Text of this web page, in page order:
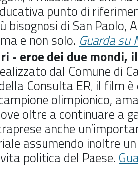
punto di
bisognosi di San Paolo,
e non solo. Guarda su
- eroe dei due mondi, il
dal Comune di
Consulta ER, il film
olimpionico,
oltre a continuare a
anche
assumendo inoltre
politica del Paese.